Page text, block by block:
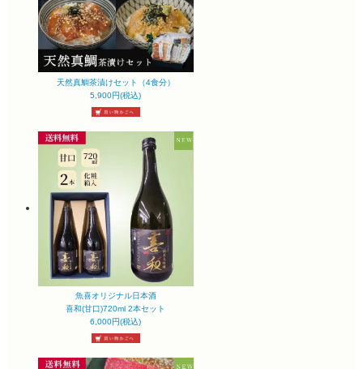
天然真鯛茶漬けセット（4食分）
5,900円(税込)
魚喜オリジナル日本酒
喜和(甘口)720ml 2本セット
6,000円(税込)